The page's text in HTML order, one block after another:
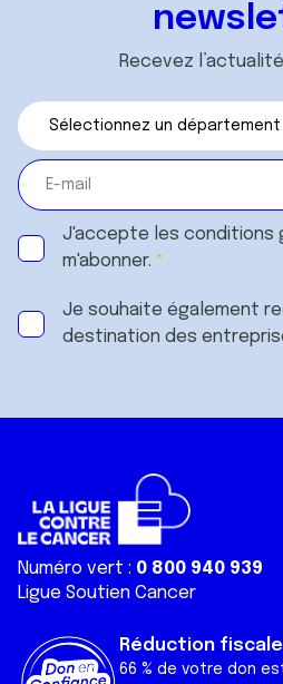
Recevez
J'accepte les conditions
m'abonner.
Je souhaite également
destination des
Numéro vert : 0 800 940 939
Ligue Soutien Cancer
Réduction fiscale
66 % de votre don